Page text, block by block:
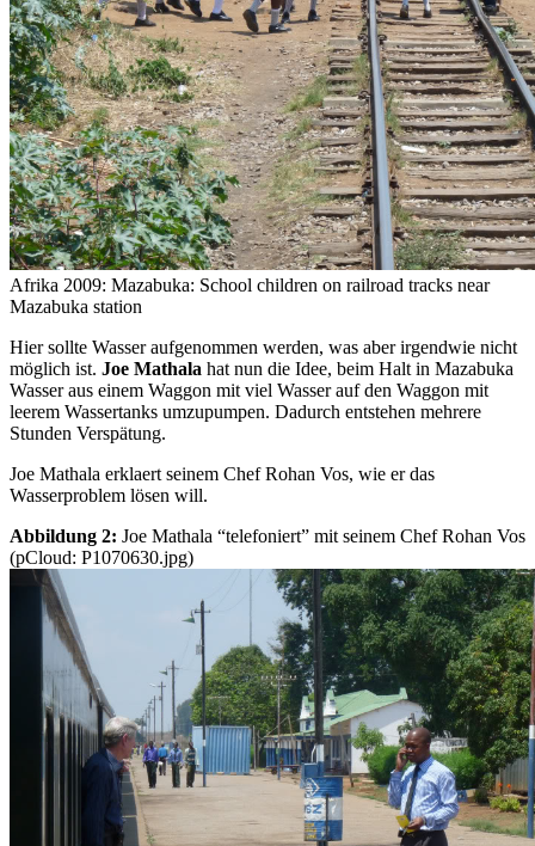
Afrika 2009: Mazabuka: School children on railroad tracks near
Mazabuka station
Hier sollte Wasser aufgenommen werden, was aber irgendwie nicht
möglich ist. Joe Mathala hat nun die Idee, beim Halt in Mazabuka
Wasser aus einem Waggon mit viel Wasser auf den Waggon mit
leerem Wassertanks umzupumpen. Dadurch entstehen mehrere
Stunden Verspätung.
Joe Mathala erklaert seinem Chef Rohan Vos, wie er das
Wasserproblem lösen will.
Abbildung 2: Joe Mathala “telefoniert” mit seinem Chef Rohan Vos
(pCloud: P1070630.jpg)